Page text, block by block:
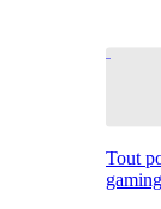
Tout
gaming